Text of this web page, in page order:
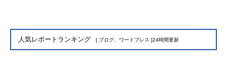
人気レポートランキング [ ブログ、ワードプレス ]24時間更新